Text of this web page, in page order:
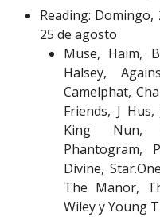
Reading:
25 de agosto
Muse, Haim,
Halsey,
Camelphat,
Friends, J
King Nun,
Phantogram,
Divine,
The Manor,
Wiley y Young